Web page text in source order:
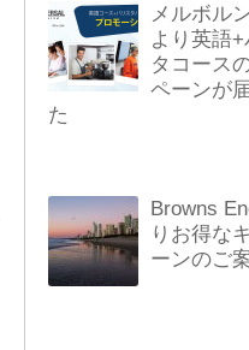
メルボル
より英語
タコース
ペーンが
た
Browns
りお得な
ーンのご